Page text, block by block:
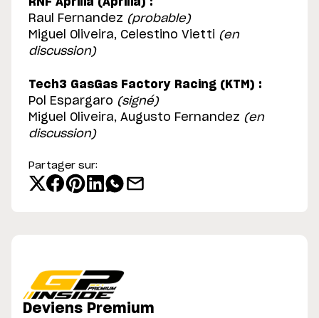
Raul Fernandez (probable)
Miguel Oliveira, Celestino Vietti (en
discussion)
Tech3 GasGas Factory Racing (KTM) :
Pol Espargaro (signé)
Miguel Oliveira, Augusto Fernandez (en
discussion)
Partager sur:
Deviens Premium